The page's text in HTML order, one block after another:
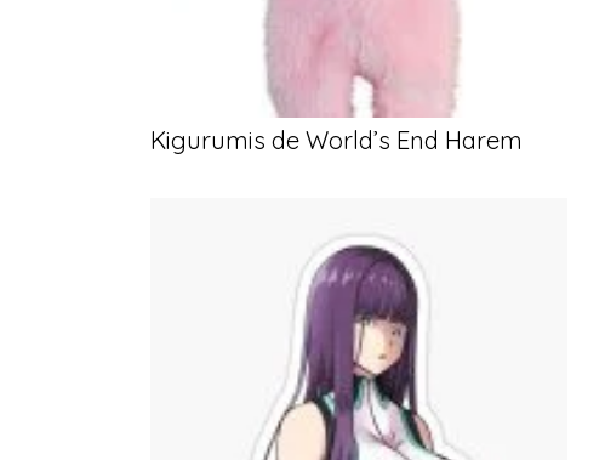
Kigurumis de World’s End Harem